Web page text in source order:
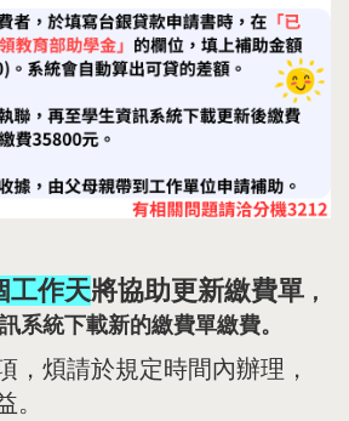
工作天將協助更新繳費單 ，
系統下載新的繳費單繳費。
，煩請於規定時間內辦理，
。